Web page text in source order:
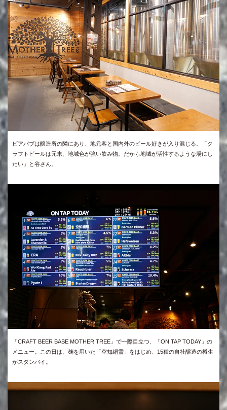
ビアパブは醸造所の隣にあり、地元客と国内外のビール好きが入り混じる。「ク
ラフトビールは元来、地域色が強い飲み物。だから地域が活性するような場にし
たい」と谷さん。
「CRAFT BEER BASE MOTHER TREE」で一際目立つ、「ON TAP TODAY」の
メニュー。この日は、麹を用いた「空知絹雪」をはじめ、15種の自社醸造の樽生
がスタンバイ。